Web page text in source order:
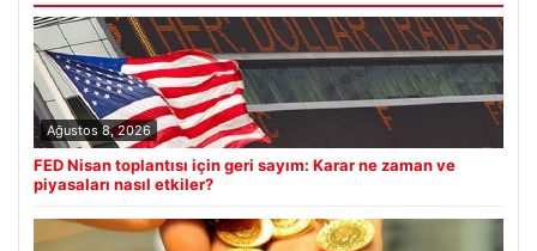
Ağustos 8, 2026
FED Nisan toplantısı için geri sayım: Karar ne zaman ve
piyasaları nasıl etkiler?